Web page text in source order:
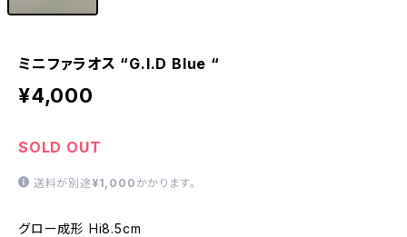
ミニファラオス “G.I.D Blue “
¥4,000
SOLD OUT
送料が別途 ¥1,000 かかります。
グロー成形 Hi8.5cm